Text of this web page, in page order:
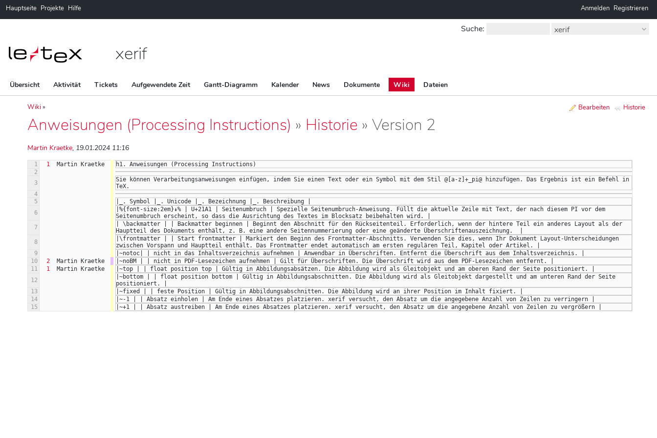
Anmelden Registrieren
Hauptseite Projekte Hilfe
Suche: xerif
xerif
Übersicht Aktivität Tickets Aufgewendete Zeit Gantt-Diagramm Kalender News Dokumente Wiki Dateien
Bearbeiten Historie
Wiki »
Anweisungen (Processing Instructions) » Historie » Version 2
Martin Kraetke, 19.01.2024 11:16
1 1 Martin Kraetke
h1. Anweisungen (Processing Instructions)
2
3
Sie können Verarbeitungsanweisungen einfügen, indem Sie einen Text oder ein Symbol mit dem Stil @[a-z]+_pi@ hinzufügen. Das Ergebnis ist ein Befehl in
TeX.
4
5
|_. Symbol |_. Unicode |_. Bezeichnung |_. Beschreibung |
6
|%{font-size:2em}↡% | U+21A1 | Seitenumbruch | Spezielle Seitenumbruch-Anweisung. Füllt die aktuelle Zeile mit Text, der nach diesem PI vor dem
Seitenumbruch erscheint, so dass die Ausrichtung des Textes im Blocksatz beibehalten wird. |
7
| \backmatter | | Backmatter beginnen | Beginnt den Abschnitt für den Rückseitenteil. Erforderlich, wenn der hintere Teil ein anderes Layout als der
Hauptteil des Dokuments enthält, z. B. eine andere Seitennummerierung oder eine geänderte Überschriftenauszeichnung.  |
8
|\frontmatter | | Start frontmatter | Markiert den Beginn des Frontmatter-Abschnitts. Verwenden Sie dies, wenn Ihr Dokument Layout-Unterscheidungen
zwischen Vorspann und Hauptteil enthält. Das Frontmatter endet automatisch am ersten regulären Teil, Kapitel oder Artikel. |
9
|~notoc| | nicht in das Inhaltsverzeichnis aufnehmen | Anwendbar in Überschriften. Entfernt die Überschrift aus dem Inhaltsverzeichnis. |
10
2 Martin Kraetke
|~noBM | | nicht in PDF-Lesezeichen aufnehmen | Gilt für Überschriften. Die Überschrift wird aus dem PDF-Lesezeichen entfernt. |
11
1 Martin Kraetke
|~top | | float position top | Gültig in Abbildungsabsätzen. Die Abbildung wird als Gleitobjekt und am oberen Rand der Seite positioniert. |
12
|~bottom | | float position bottom | Gültig in Abbildungsabschnitten. Die Abbildung wird als Gleitobjekt dargestellt und am unteren Rand der Seite
positioniert. |
13
|~fixed | | feste Position | Gültig in Abbildungsabschnitten. Die Abbildung wird an ihrer Position im Inhalt fixiert. |
14
|~-1 | | Absatz einholen | Am Ende eines Absatzes platzieren. xerif versucht, den Absatz um die angegebene Anzahl von Zeilen zu verringern |
15
|~+1 | | Absatz austreiben | Am Ende eines Absatzes platzieren. xerif versucht, den Absatz um die angegebene Anzahl von Zeilen zu vergrößern |